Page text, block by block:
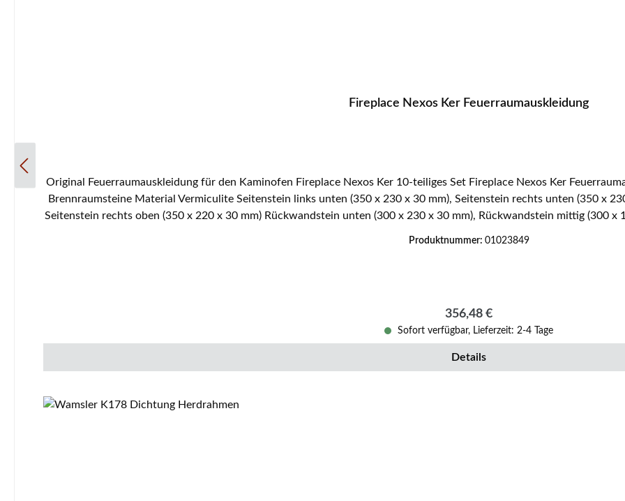
Fireplace Nexos Ker Feuerraumauskleidung
Original Feuerraumauskleidung für den Kaminofen Fireplace Nexos Ker 10-teiliges Set Fireplace Nexos Ker Feuerraumauskleidung Eckdaten: 10 Stück Feuerraumauskleidung,
Brennraumsteine Material Vermiculite Seitenstein links unten (350 x 230 x 30 mm), Seitenstein rechts unten (350 x
Seitenstein rechts oben (350 x 220 x 30 mm) Rückwandstein unten (300 x 230 x 30 mm), Rückwandstein mittig (300 x
Produktnummer: 01023849
Regulärer Preis:
356,48 €
Sofort verfügbar, Lieferzeit: 2-4 Tage
Details